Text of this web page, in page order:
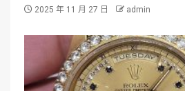
2025 年 11 月 27 日 admin